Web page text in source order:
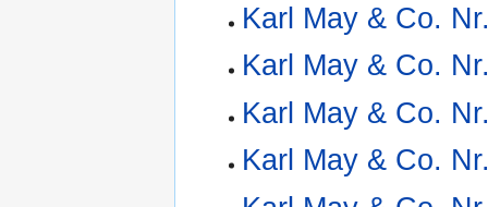
Karl May & Co.
Karl May & Co.
Karl May & Co.
Karl May & Co.